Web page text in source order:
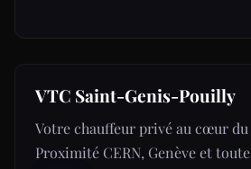
VTC Saint-Genis-Pouilly
Votre chauffeur privé au cœur du
Proximité CERN, Genève et